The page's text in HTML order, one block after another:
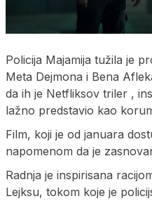
Policija Majamija tužila je
Meta Dejmona i Bena
da ih je Netfliksov triler ,
lažno predstavio kao
Film, koji je od januara
napomenom da je
Radnja je inspirisana
Lejksu, tokom koje je